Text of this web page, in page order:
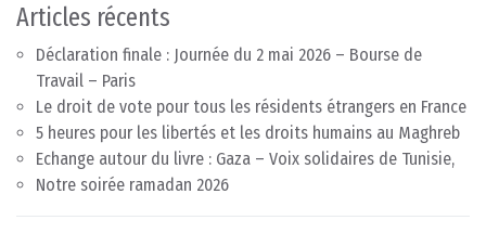
Articles récents
Déclaration finale : Journée du 2 mai 2026 – Bourse de
Travail – Paris
Le droit de vote pour tous les résidents étrangers en France
5 heures pour les libertés et les droits humains au Maghreb
Echange autour du livre : Gaza – Voix solidaires de Tunisie,
Notre soirée ramadan 2026